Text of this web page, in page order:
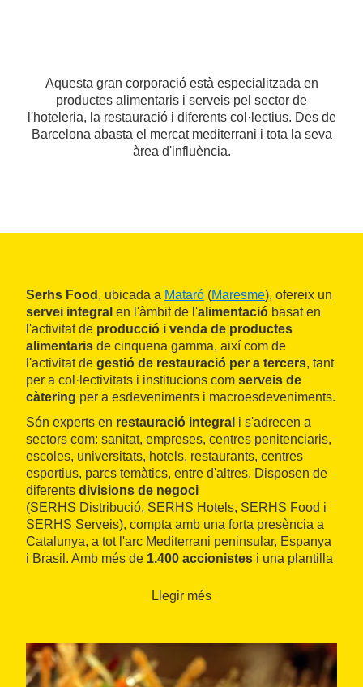
Aquesta gran corporació està especialitzada en
productes alimentaris i serveis pel sector de
l'hoteleria, la restauració i diferents col·lectius. Des de
Barcelona abasta el mercat mediterrani i tota la seva
àrea d'influència.
Serhs Food , ubicada a Mataró (Maresme), ofereix un
servei integral en l'àmbit de l'alimentació basat en
l'activitat de producció i venda de productes
alimentaris de cinquena gamma, així com de
l'activitat de gestió de restauració per a tercers, tant
per a col·lectivitats i institucions com serveis de
càtering per a esdeveniments i macroesdeveniments.
Són experts en restauració integral i s'adrecen a
sectors com: sanitat, empreses, centres penitenciaris,
escoles, universitats, hotels, restaurants, centres
esportius, parcs temàtics, entre d'altres. Disposen de
diferents divisions de negoci
(SERHS Distribució, SERHS Hotels, SERHS Food i
SERHS Serveis), compta amb una forta presència a
Catalunya, a tot l'arc Mediterrani peninsular, Espanya
i Brasil. Amb més de 1.400 accionistes i una plantilla
40.000 clients.Llegir més